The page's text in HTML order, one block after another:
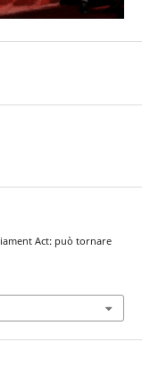
Act: può tornare